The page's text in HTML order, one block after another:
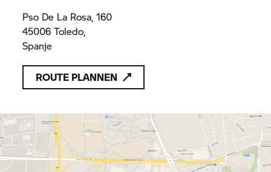
Pso De La Rosa, 160
45006 Toledo,
Spanje
ROUTE PLANNEN